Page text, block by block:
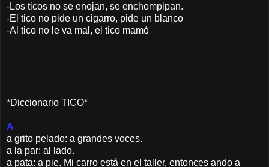
-Los ticos no se enojan, se enchompipan.
-El tico no pide un cigarro, pide un blanco
-Al tico no le va mal, el tico mamó
*Diccionario TICO*
A
a grito pelado: a grandes voces.
a la par: al lado.
a pata: a pie. Mi carro está en el taller, entonces ando a